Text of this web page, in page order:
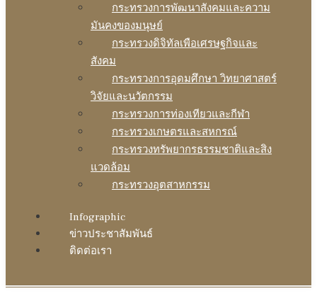
กระทรวงการพัฒนาสังคมและความ
มันคงของมนุษย์
กระทรวงดิจิทัลเพือเศรษฐกิจและ
สังคม
กระทรวงการอุดมศึกษา วิทยาศาสตร์
วิจัยและนวัตกรรม
กระทรวงการท่องเทียวและกีฬา
กระทรวงเกษตรและสหกรณ์
กระทรวงทรัพยากรธรรมชาติและสิง
แวดล้อม
กระทรวงอุตสาหกรรม
Infographic
ข่าวประชาสัมพันธ์
ติดต่อเรา